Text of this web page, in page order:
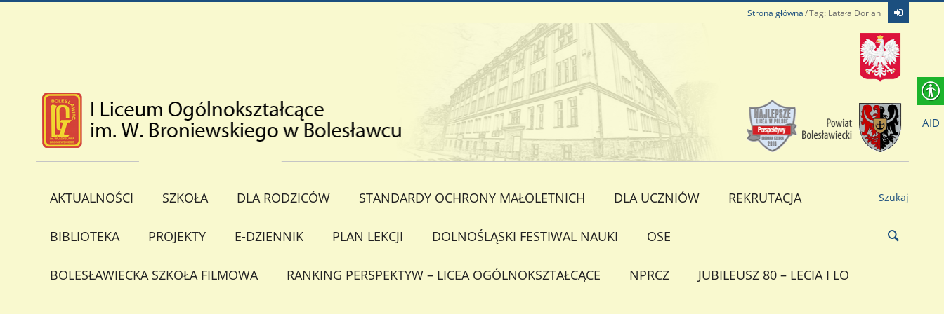
Strona główna Tag: Latała Dorian
AKTUALNOŚCI SZKOŁA DLA RODZICÓW STANDARDY OCHRONY MAŁOLETNICH DLA UCZNIÓW REKRUTACJA
BIBLIOTEKA PROJEKTY E-DZIENNIK PLAN LEKCJI DOLNOŚLĄSKI FESTIWAL NAUKI OSE
BOLESŁAWIECKA SZKOŁA FILMOWA RANKING PERSPEKTYW – LICEA OGÓLNOKSZTAŁCĄCE NPRCZ JUBILEUSZ 80 – LECIA I LO
Szukaj
AID